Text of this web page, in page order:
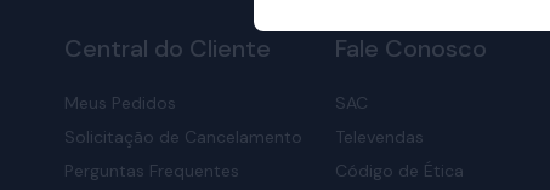
Central do Cliente
Meus Pedidos
Solicitação de Cancelamento
Perguntas Frequentes
Fale Conosco
SAC
Televendas
Código de Ética